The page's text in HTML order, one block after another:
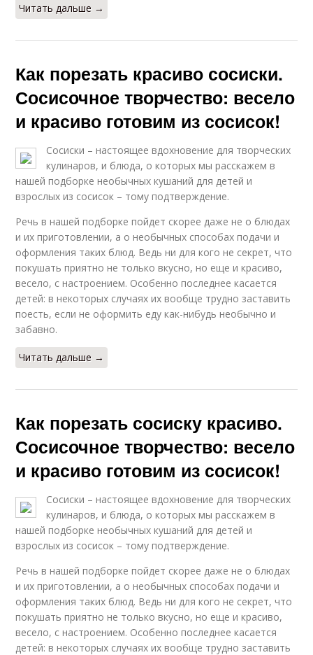
Читать дальше →
Как порезать красиво сосиски.
Сосисочное творчество: весело
и красиво готовим из сосисок!
Сосиски – настоящее вдохновение для творческих
кулинаров, и блюда, о которых мы расскажем в
нашей подборке необычных кушаний для детей и
взрослых из сосисок – тому подтверждение.
Речь в нашей подборке пойдет скорее даже не о блюдах
и их приготовлении, а о необычных способах подачи и
оформления таких блюд. Ведь ни для кого не секрет, что
покушать приятно не только вкусно, но еще и красиво,
весело, с настроением. Особенно последнее касается
детей: в некоторых случаях их вообще трудно заставить
поесть, если не оформить еду как-нибудь необычно и
забавно.
Читать дальше →
Как порезать сосиску красиво.
Сосисочное творчество: весело
и красиво готовим из сосисок!
Сосиски – настоящее вдохновение для творческих
кулинаров, и блюда, о которых мы расскажем в
нашей подборке необычных кушаний для детей и
взрослых из сосисок – тому подтверждение.
Речь в нашей подборке пойдет скорее даже не о блюдах
и их приготовлении, а о необычных способах подачи и
оформления таких блюд. Ведь ни для кого не секрет, что
покушать приятно не только вкусно, но еще и красиво,
весело, с настроением. Особенно последнее касается
детей: в некоторых случаях их вообще трудно заставить